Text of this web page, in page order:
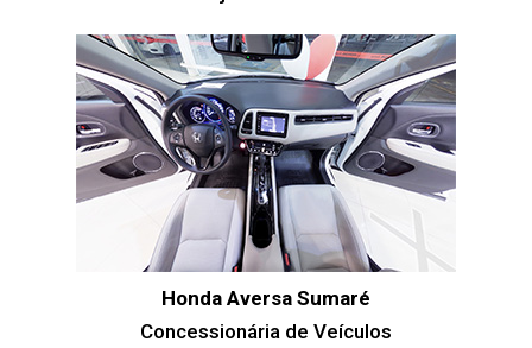
Honda Aversa Sumaré
Concessionária de Veículos